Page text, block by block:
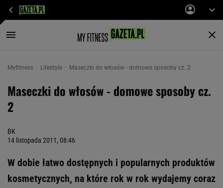
Myfitness Lifestyle Maseczki do włosów - domowe sposoby cz. 2
Maseczki do włosów - domowe sposoby cz.
2
BK
14 listopada 2011, 08:46
W dobie łatwo dostępnych i popularnych produktów
kosmetycznych, na które rok w rok wydajemy coraz